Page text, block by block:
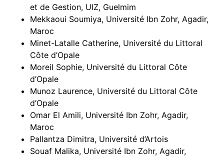
et de Gestion, UIZ, Guelmim
Mekkaoui Soumiya, Université Ibn Zohr, Agadir,
Maroc
Minet-Latalle Catherine, Université du Littoral
Côte d’Opale
Moreil Sophie, Université du Littoral Côte
d’Opale
Munoz Laurence, Université du Littoral Côte
d’Opale
Omar El Amili, Université Ibn Zohr, Agadir,
Maroc
Pallantza Dimitra, Université d’Artois
Souaf Malika, Université Ibn Zohr, Agadir,